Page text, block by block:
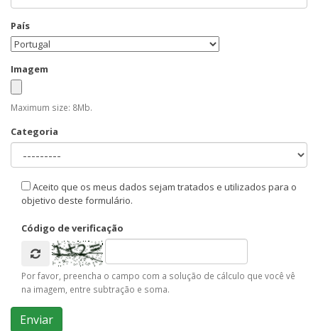
País
Imagem
Maximum size: 8Mb.
Categoria
Aceito que os meus dados sejam tratados e utilizados para o
objetivo deste formulário.
Código de verificação
Por favor, preencha o campo com a solução de cálculo que você vê
na imagem, entre subtração e soma.